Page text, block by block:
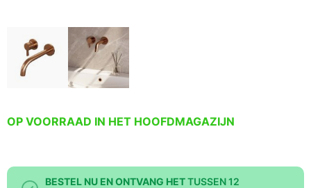
OP VOORRAAD IN HET HOOFDMAGAZIJN
BESTEL NU EN ONTVANG HETTUSSEN 12